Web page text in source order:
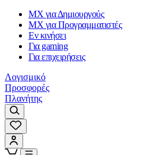
MX για Δημιουργούς
MX για Προγραμματιστές
Εν κινήσει
Για gaming
Για επιχειρήσεις
Λογισμικό
Προσφορές
Πλανήτης